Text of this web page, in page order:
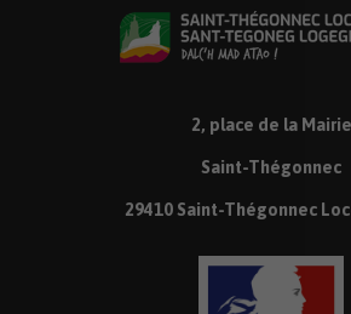
2, place de la Mairie
Saint-Thégonnec
29410 Saint-Thégonnec